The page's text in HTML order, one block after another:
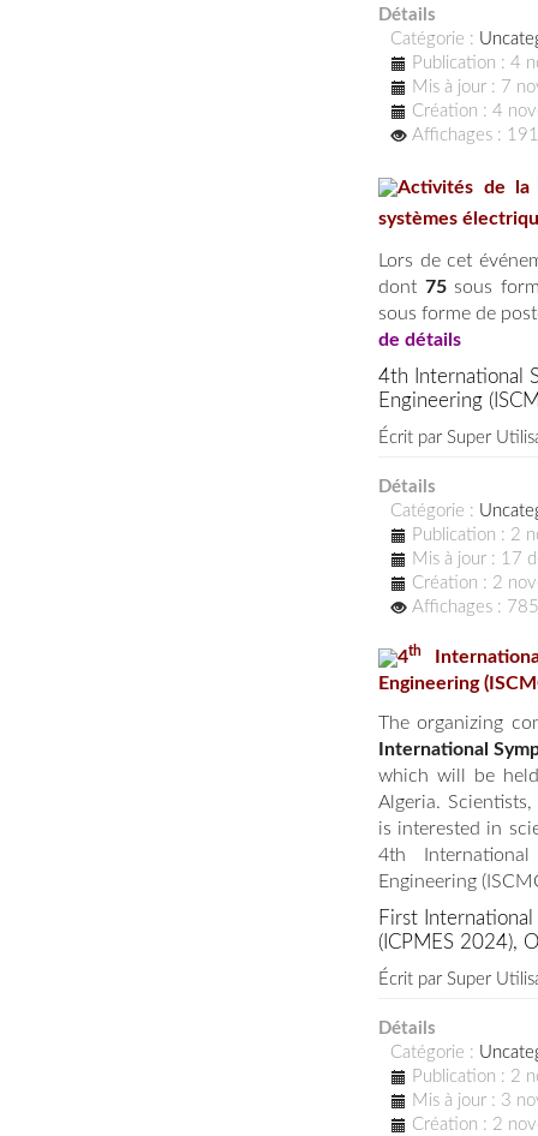
Détails
Catégorie :
Publication : 4
Mis à jour : 7
Création : 4
Affichages :
Activités de la
systèmes
Lors de cet
dont 75sous
sous forme de
de détails
4th International
Engineering
Écrit par Super
Détails
Catégorie :
Publication : 2
Mis à jour : 17
Création : 2
Affichages :
4th
Engineering
The organizing
International
which will be
Algeria.
is interested in
4th
Engineering
First
(ICPMES 2024),
Écrit par Super
Détails
Catégorie :
Publication : 2
Mis à jour : 3
Création : 2